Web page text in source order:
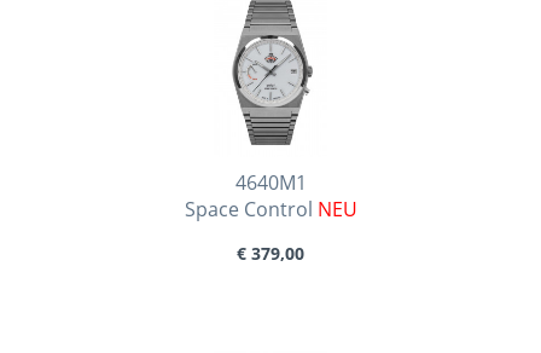
4640M1
Space Control NEU
€ 379,00